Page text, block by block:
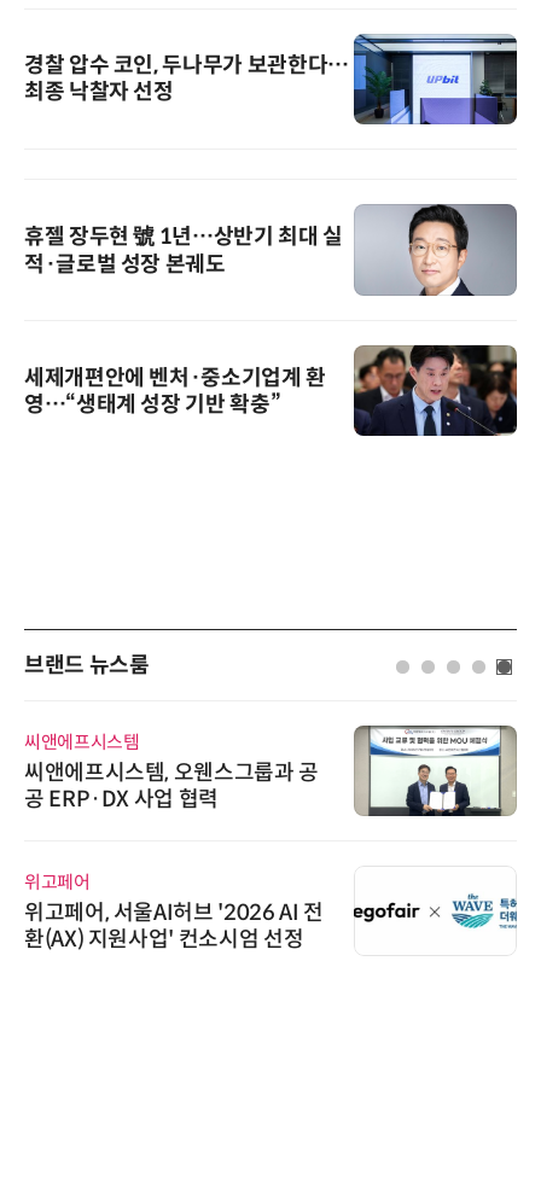
경찰 압수 코인, 두나무가 보관한다…
최종 낙찰자 선정
휴젤 장두현 號 1년…상반기 최대 실
적·글로벌 성장 본궤도
세제개편안에 벤처·중소기업계 환
영…“생태계 성장 기반 확충”
브랜드 뉴스룸
씨앤에프시스템
씨앤에프시스템, 오웬스그룹과 공
공 ERP·DX 사업 협력
위고페어
위고페어, 서울AI허브 '2026 AI 전
환(AX) 지원사업' 컨소시엄 선정